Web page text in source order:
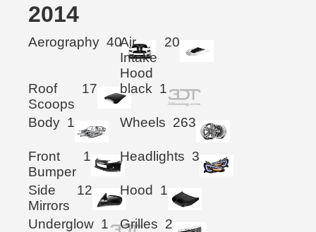
2014
Aerography 40Air
Intake
Hood
20
Roof
Scoops
17 black 1
Body 1 Wheels 263
Front
Bumper
1 Headlights 3
Side
Mirrors
12 Hood 1
Underglow 1 Grilles 2